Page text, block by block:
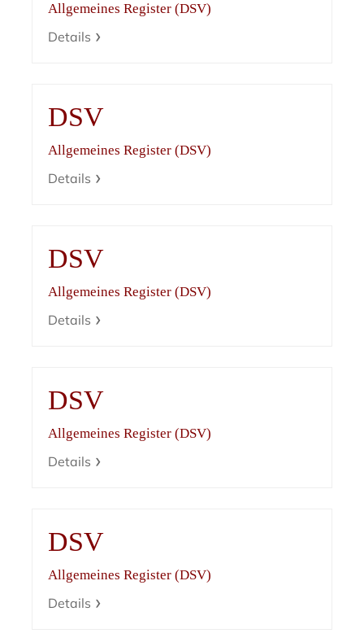
Allgemeines Register (DSV)
Details
DSV
Allgemeines Register (DSV)
Details
DSV
Allgemeines Register (DSV)
Details
DSV
Allgemeines Register (DSV)
Details
DSV
Allgemeines Register (DSV)
Details